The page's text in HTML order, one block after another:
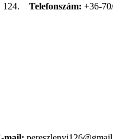
124. Telefonszám: +36-